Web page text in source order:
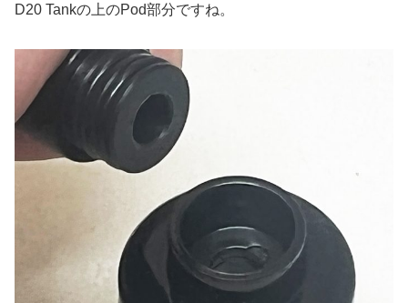
D20 Tankの上のPod部分ですね。